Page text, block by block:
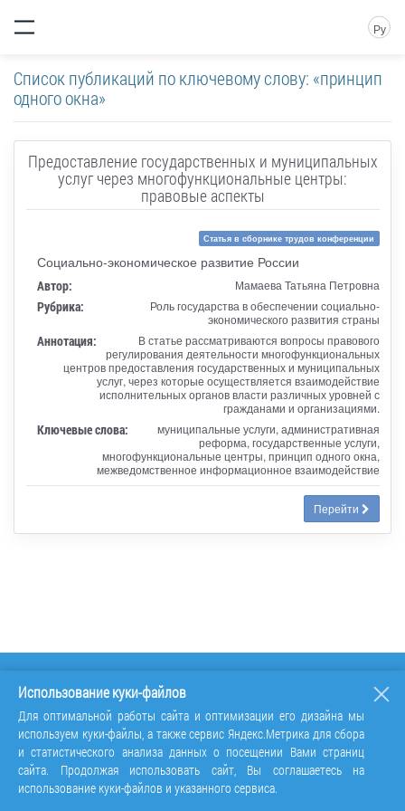
Ру
Список публикаций по ключевому слову: «принцип
одного окна»
Предоставление государственных и муниципальных
услуг через многофункциональные центры:
правовые аспекты
Статья в сборнике трудов конференции
Социально-экономическое развитие России
Автор: Мамаева Татьяна Петровна
Рубрика:
Роль государства в обеспечении социально-
экономического развития страны
Аннотация:
В статье рассматриваются вопросы правового
регулирования деятельности многофункциональных
центров предоставления государственных и муниципальных
услуг, через которые осуществляется взаимодействие
исполнительных органов власти различных уровней с
гражданами и организациями.
Ключевые слова:
муниципальные услуги, административная
реформа, государственные услуги,
многофункциональные центры, принцип одного окна,
межведомственное информационное взаимодействие
Перейти
Использование куки-файлов
Для оптимальной работы сайта и оптимизации его дизайна мы
используем куки-файлы, а также сервис Яндекс.Метрика для сбора
и статистического анализа данных о посещении Вами страниц
сайта. Продолжая использовать сайт, Вы соглашаетесь на
использование куки-файлов и указанного сервиса.